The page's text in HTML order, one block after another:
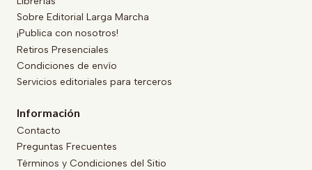
Sobre Editorial Larga Marcha
¡Publica con nosotros!
Retiros Presenciales
Condiciones de envío
Servicios editoriales para terceros
Información
Contacto
Preguntas Frecuentes
Términos y Condiciones del Sitio